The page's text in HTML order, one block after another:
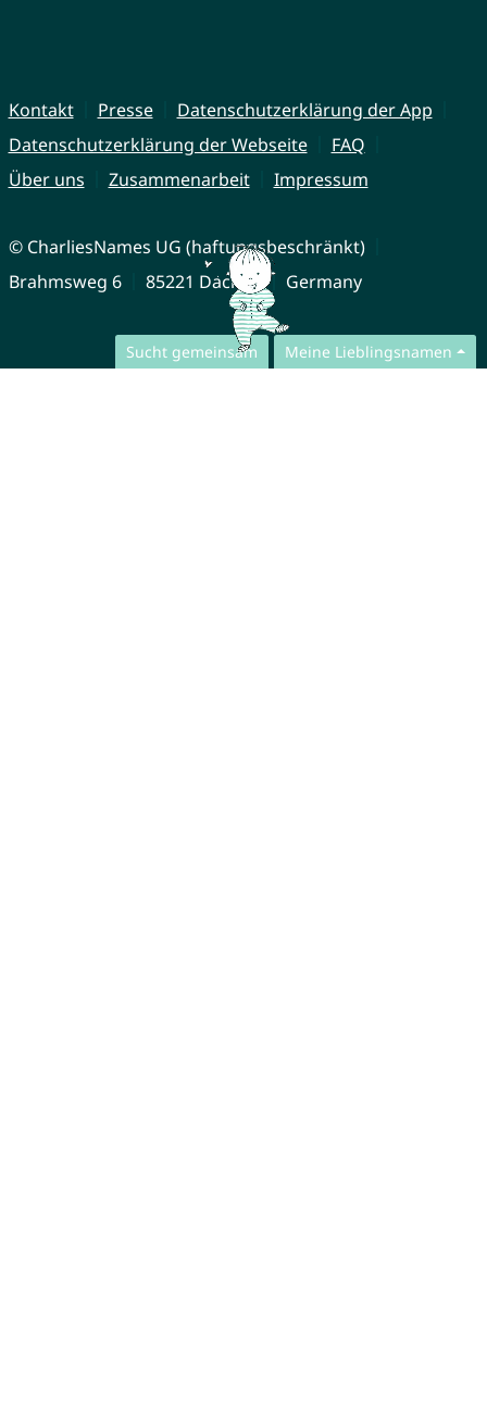
Sucht gemeinsam Meine Lieblingsnamen
Kontakt Presse
Datenschutzerklärung der App
Datenschutzerklärung der Webseite
FAQ
Über uns
Zusammenarbeit Impressum
© CharliesNames UG (haftungsbeschränkt)
Brahmsweg 6
85221 Dachau Germany